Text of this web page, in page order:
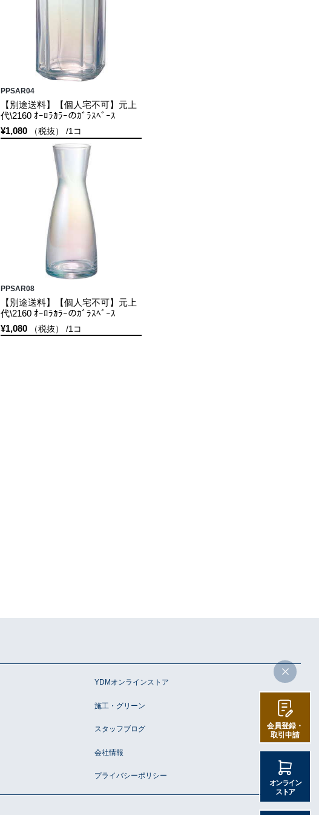
PPSAR04
【別途送料】【個人宅不可】元上
代\2160 ｵｰﾛﾗｶﾗｰのｶﾞﾗｽﾍﾞｰｽ
¥1,080 （税抜） /1コ
PPSAR08
【別途送料】【個人宅不可】元上
代\2160 ｵｰﾛﾗｶﾗｰのｶﾞﾗｽﾍﾞｰｽ
¥1,080 （税抜） /1コ
会員登録・
取引申請
オンライン
ストア
YDMオンラインストア
施工・グリーン
スタッフブログ
会社情報
プライバシーポリシー